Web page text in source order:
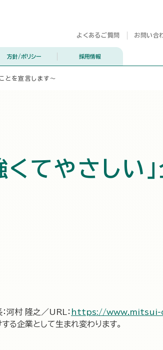
よくあるご質問 お問い合
方針/ポリシー 採用情報
とを宣言します～
くてやさしい
河村 隆之／URL： https://
る企業として生まれ変わります。